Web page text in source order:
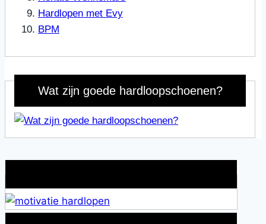
Hardlopen met Evy
BPM
Wat zijn goede hardloopschoenen?